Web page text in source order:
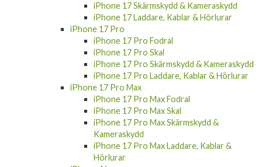
iPhone 17 Skärmskydd & Kameraskydd
iPhone 17 Laddare, Kablar & Hörlurar
iPhone 17 Pro
iPhone 17 Pro Fodral
iPhone 17 Pro Skal
iPhone 17 Pro Skärmskydd & Kameraskydd
iPhone 17 Pro Laddare, Kablar & Hörlurar
iPhone 17 Pro Max
iPhone 17 Pro Max Fodral
iPhone 17 Pro Max Skal
iPhone 17 Pro Max Skärmskydd &
Kameraskydd
iPhone 17 Pro Max Laddare, Kablar &
Hörlurar